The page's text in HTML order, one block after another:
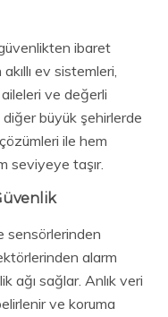
ibaret
ev sistemleri,
ve değerli
diğer büyük şehirlerde
ile hem
seviyeye taşır.
sensörlerinden
alarm
ağı sağlar. Anlık veri
ve koruma